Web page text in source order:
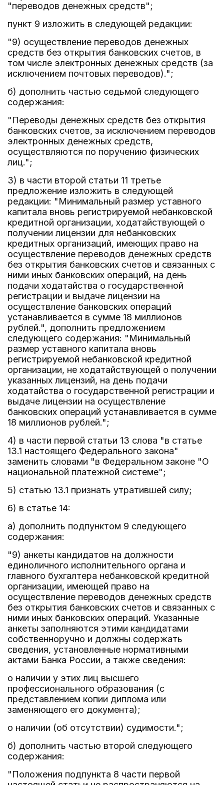
"переводов денежных средств";
пункт 9 изложить в следующей редакции:
"9) осуществление переводов денежных
средств без открытия банковских счетов, в
том числе электронных денежных средств (за
исключением почтовых переводов).";
б) дополнить частью седьмой следующего
содержания:
"Переводы денежных средств без открытия
банковских счетов, за исключением переводов
электронных денежных средств,
осуществляются по поручению физических
лиц.";
3) в части второй статьи 11 третье
предложение изложить в следующей
редакции: "Минимальный размер уставного
капитала вновь регистрируемой небанковской
кредитной организации, ходатайствующей о
получении лицензии для небанковских
кредитных организаций, имеющих право на
осуществление переводов денежных средств
без открытия банковских счетов и связанных с
ними иных банковских операций, на день
подачи ходатайства о государственной
регистрации и выдаче лицензии на
осуществление банковских операций
устанавливается в сумме 18 миллионов
рублей.", дополнить предложением
следующего содержания: "Минимальный
размер уставного капитала вновь
регистрируемой небанковской кредитной
организации, не ходатайствующей о получении
указанных лицензий, на день подачи
ходатайства о государственной регистрации и
выдаче лицензии на осуществление
банковских операций устанавливается в сумме
18 миллионов рублей.";
4) в части первой статьи 13 слова "в статье
13.1 настоящего Федерального закона"
заменить словами "в Федеральном законе "О
национальной платежной системе";
5) статью 13.1 признать утратившей силу;
6) в статье 14:
а) дополнить подпунктом 9 следующего
содержания:
"9) анкеты кандидатов на должности
единоличного исполнительного органа и
главного бухгалтера небанковской кредитной
организации, имеющей право на
осуществление переводов денежных средств
без открытия банковских счетов и связанных с
ними иных банковских операций. Указанные
анкеты заполняются этими кандидатами
собственноручно и должны содержать
сведения, установленные нормативными
актами Банка России, а также сведения:
о наличии у этих лиц высшего
профессионального образования (с
представлением копии диплома или
заменяющего его документа);
о наличии (об отсутствии) судимости.";
б) дополнить частью второй следующего
содержания:
"Положения подпункта 8 части первой